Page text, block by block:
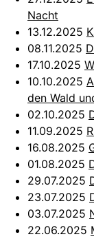
Nacht
13.12.2025
08.11.2025
17.10.2025
10.10.2025
den Wald
02.10.2025
11.09.2025
16.08.2025
01.08.2025
29.07.2025
23.07.2025
03.07.2025
22.06.2025